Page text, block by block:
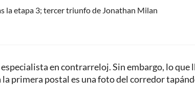
la etapa 3; tercer triunfo de Jonathan Milan
en contrarreloj. Sin embargo, lo que
primera postal es una foto del corredor